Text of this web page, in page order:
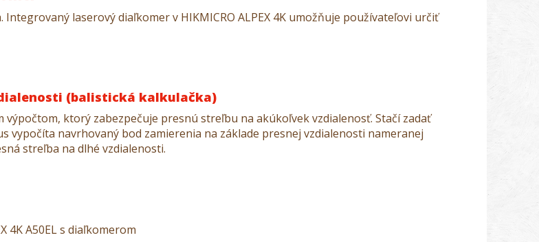
laserový diaľkomer v HIKMICRO ALPEX 4K umožňuje používateľovi určiť
(balistická kalkulačka)
výpočtom, ktorý zabezpečuje presnú streľbu na akúkoľvek vzdialenosť. Stačí zadať
navrhovaný bod zamierenia na základe presnej vzdialenosti nameranej
streľba na dlhé vzdialenosti.
4K A50EL s diaľkomerom